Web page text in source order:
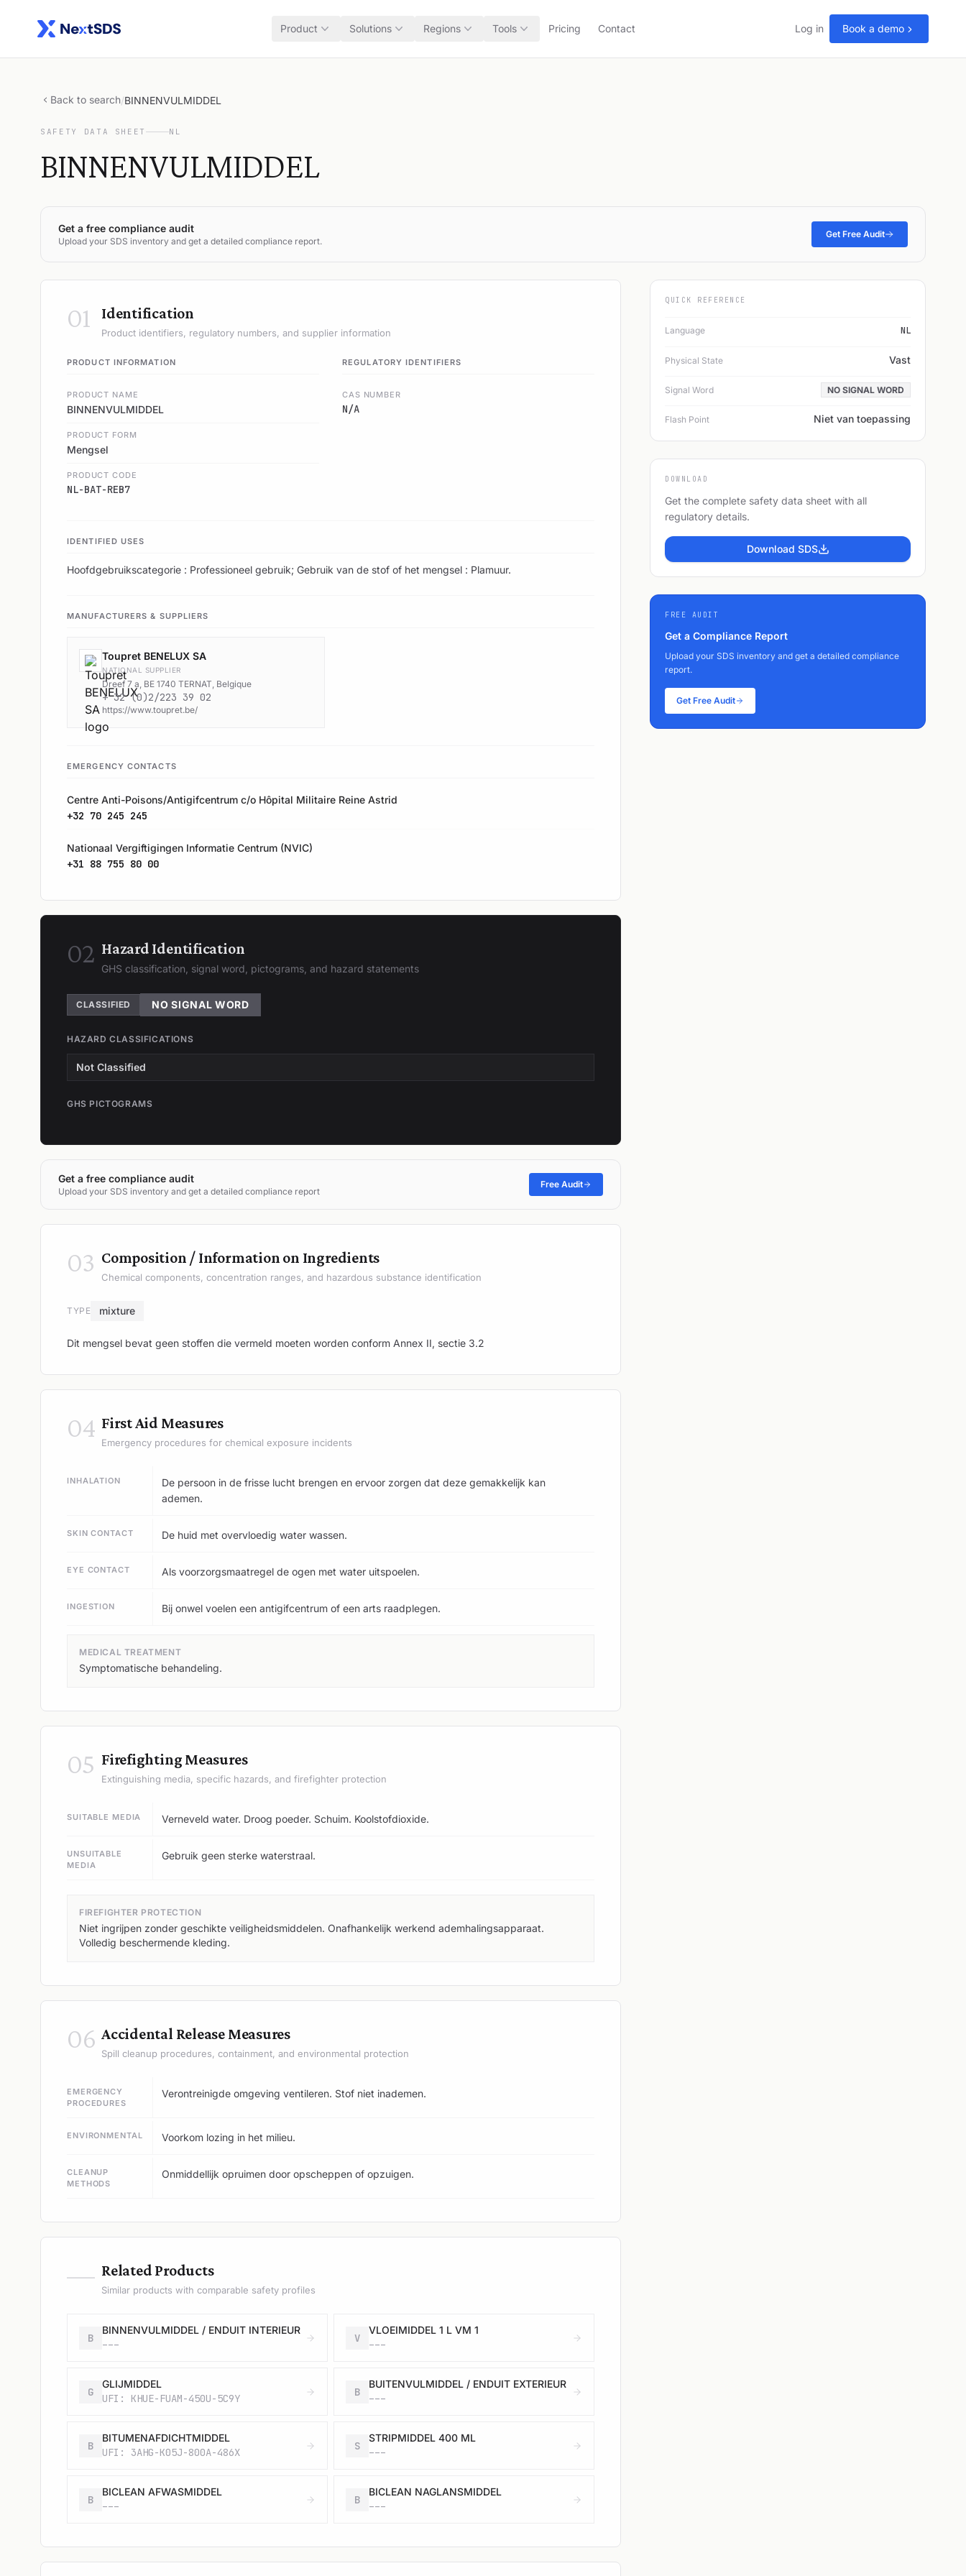
Product Solutions Regions Tools Pricing Contact Log in Book a demo
Back to search/BINNENVULMIDDEL
SAFETY DATA SHEET NL
BINNENVULMIDDEL
Get a free compliance audit
Upload your SDS inventory and get a detailed compliance report.
Get Free Audit
01 Identification
Product identifiers, regulatory numbers, and supplier information
PRODUCT INFORMATION
PRODUCT NAME
BINNENVULMIDDEL
PRODUCT FORM
Mengsel
PRODUCT CODE
NL-BAT-REB7
REGULATORY IDENTIFIERS
CAS NUMBER
N/A
IDENTIFIED USES
Hoofdgebruikscategorie : Professioneel gebruik; Gebruik van de stof of het mengsel : Plamuur.
MANUFACTURERS & SUPPLIERS
Toupret BENELUX SA
NATIONAL SUPPLIER
Dreef 7 a, BE 1740 TERNAT, Belgique
+ 32 (0)2/223 39 02
https://www.toupret.be/
EMERGENCY CONTACTS
Centre Anti-Poisons/Antigifcentrum c/o Hôpital Militaire Reine Astrid
+32 70 245 245
Nationaal Vergiftigingen Informatie Centrum (NVIC)
+31 88 755 80 00
02 Hazard Identification
GHS classification, signal word, pictograms, and hazard statements
CLASSIFIED NO SIGNAL WORD
HAZARD CLASSIFICATIONS
Not Classified
GHS PICTOGRAMS
Get a free compliance audit
Upload your SDS inventory and get a detailed compliance report
Free Audit
03 Composition / Information on Ingredients
Chemical components, concentration ranges, and hazardous substance identification
TYPE mixture
Dit mengsel bevat geen stoffen die vermeld moeten worden conform Annex II, sectie 3.2
04 First Aid Measures
Emergency procedures for chemical exposure incidents
INHALATION
De persoon in de frisse lucht brengen en ervoor zorgen dat deze gemakkelijk kan
ademen.
SKIN CONTACT De huid met overvloedig water wassen.
EYE CONTACT Als voorzorgsmaatregel de ogen met water uitspoelen.
INGESTION Bij onwel voelen een antigifcentrum of een arts raadplegen.
MEDICAL TREATMENT
Symptomatische behandeling.
05 Firefighting Measures
Extinguishing media, specific hazards, and firefighter protection
SUITABLE MEDIA Verneveld water. Droog poeder. Schuim. Koolstofdioxide.
UNSUITABLE
MEDIA
Gebruik geen sterke waterstraal.
FIREFIGHTER PROTECTION
Niet ingrijpen zonder geschikte veiligheidsmiddelen. Onafhankelijk werkend ademhalingsapparaat.
Volledig beschermende kleding.
06 Accidental Release Measures
Spill cleanup procedures, containment, and environmental protection
EMERGENCY
PROCEDURES
Verontreinigde omgeving ventileren. Stof niet inademen.
ENVIRONMENTAL Voorkom lozing in het milieu.
CLEANUP
METHODS
Onmiddellijk opruimen door opscheppen of opzuigen.
— Related Products
Similar products with comparable safety profiles
B
BINNENVULMIDDEL / ENDUIT INTERIEUR
---
V
VLOEIMIDDEL 1 L VM 1
---
G
GLIJMIDDEL
UFI: KHUE-FUAM-450U-5C9Y
B
BUITENVULMIDDEL / ENDUIT EXTERIEUR
---
B
BITUMENAFDICHTMIDDEL
UFI: 3AHG-K05J-800A-486X
S
STRIPMIDDEL 400 ML
---
B
BICLEAN AFWASMIDDEL
---
B
BICLEAN NAGLANSMIDDEL
---
QUICK REFERENCE
Language NL
Physical State Vast
Signal Word NO SIGNAL WORD
Flash Point Niet van toepassing
DOWNLOAD
Get the complete safety data sheet with all
regulatory details.
Download SDS
FREE AUDIT
Get a Compliance Report
Upload your SDS inventory and get a detailed compliance
report.
Get Free Audit